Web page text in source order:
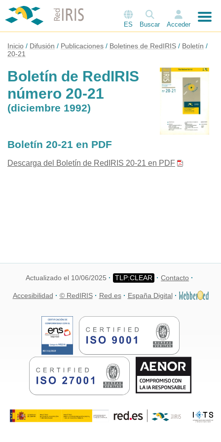
ES Buscar Acceder
Inicio Difusión Publicaciones Boletines de RedIRIS
Boletín
20-21
Boletín de RedIRIS
número 20-21
(diciembre 1992)
Boletín 20-21 en PDF
Descarga del Boletín de RedIRIS 20-21 en PDF
Actualizado el 10/06/2025 Contacto
Accesibilidad © RedIRIS Red.es España Digital